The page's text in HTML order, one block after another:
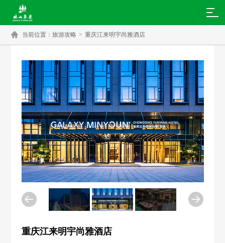
 当前位置：旅游攻略 > 重庆江来明宇尚雅酒店
 
重庆江来明宇尚雅酒店